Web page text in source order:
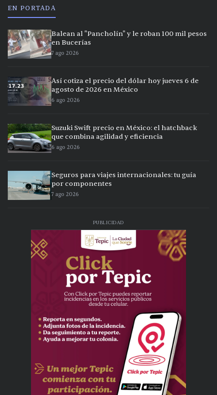
EN PORTADA
Balean al "Pancholín" y le roban 100 mil pesos
en Bucerías
7 ago 2026
Así cotiza el precio del dólar hoy jueves 6 de
agosto de 2026 en México
6 ago 2026
Suzuki Swift precio en México: el hatchback
que combina agilidad y eficiencia
6 ago 2026
Seguros para viajes internacionales: tu guía
por componentes
7 ago 2026
PUBLICIDAD